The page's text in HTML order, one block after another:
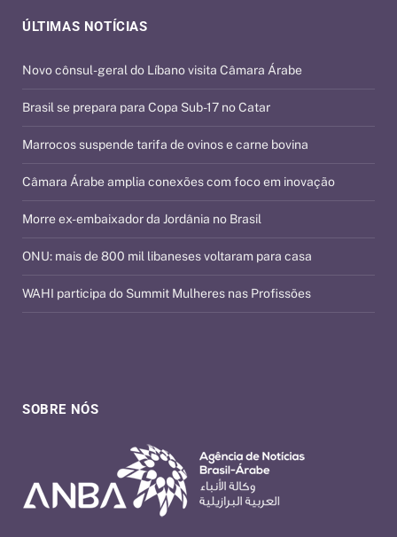
SOBRE NÓS
ÚLTIMAS NOTÍCIAS
Novo cônsul-geral do Líbano visita Câmara Árabe
Brasil se prepara para Copa Sub-17 no Catar
Marrocos suspende tarifa de ovinos e carne bovina
Câmara Árabe amplia conexões com foco em inovação
Morre ex-embaixador da Jordânia no Brasil
ONU: mais de 800 mil libaneses voltaram para casa
WAHI participa do Summit Mulheres nas Profissões